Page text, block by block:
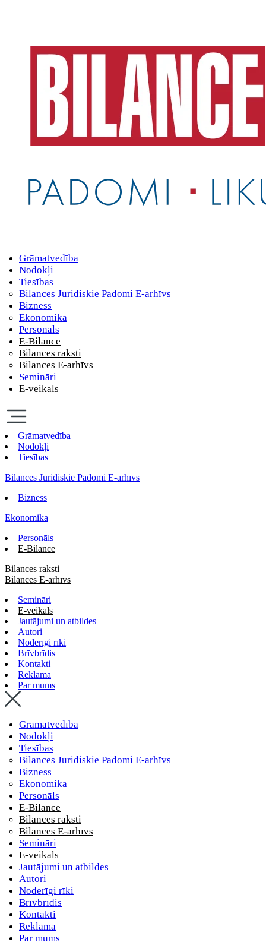
Grāmatvedība
Nodokļi
Tiesības
Bilances Juridiskie Padomi E-arhīvs
Bizness
Ekonomika
Personāls
E-Bilance
Bilances raksti
Bilances E-arhīvs
Semināri
E-veikals
Grāmatvedība
Nodokļi
Tiesības
Bilances Juridiskie Padomi E-arhīvs
Bizness
Ekonomika
Personāls
E-Bilance
Bilances raksti
Bilances E-arhīvs
Semināri
E-veikals
Jautājumi un atbildes
Autori
Noderīgi rīki
Brīvbrīdis
Kontakti
Reklāma
Par mums
Grāmatvedība
Nodokļi
Tiesības
Bilances Juridiskie Padomi E-arhīvs
Bizness
Ekonomika
Personāls
E-Bilance
Bilances raksti
Bilances E-arhīvs
Semināri
E-veikals
Jautājumi un atbildes
Autori
Noderīgi rīki
Brīvbrīdis
Kontakti
Reklāma
Par mums